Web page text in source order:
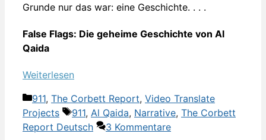
Grunde nur das war: eine Geschichte. . . .
False Flags: Die geheime Geschichte von Al
Qaida
Weiterlesen
Kategorien
911, The Corbett Report, Video Translate
Projects
Schlagwörter
911, Al Qaida, Narrative, The Corbett
Report Deutsch
3 Kommentare